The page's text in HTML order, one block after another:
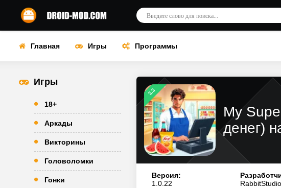
Главная Игры Программы
Игры
18+
Аркады
Викторины
Головоломки
Гонки
3.3
My
денег)
Версия:
1.0.22
RabbitStudio